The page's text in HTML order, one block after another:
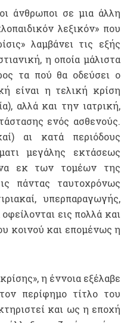
άνθρωποι σε μια άλλη
λεξικόν» που
λαμβάνει τις εξής
η οποία μάλιστα
τα πού θα οδεύσει ο
είναι η τελική κρίση
αλλά και την ιατρική,
ενός ασθενούς.
αι κατά περιόδους
μεγάλης εκτάσεως
εκ των τομέων της
πάντας ταυτοχρόνως
υπερπαραγωγής,
εις πολλά και
κοινού και επομένως η
η έννοια εξέλαβε
περίφημο τίτλο του
και ως η εποχή